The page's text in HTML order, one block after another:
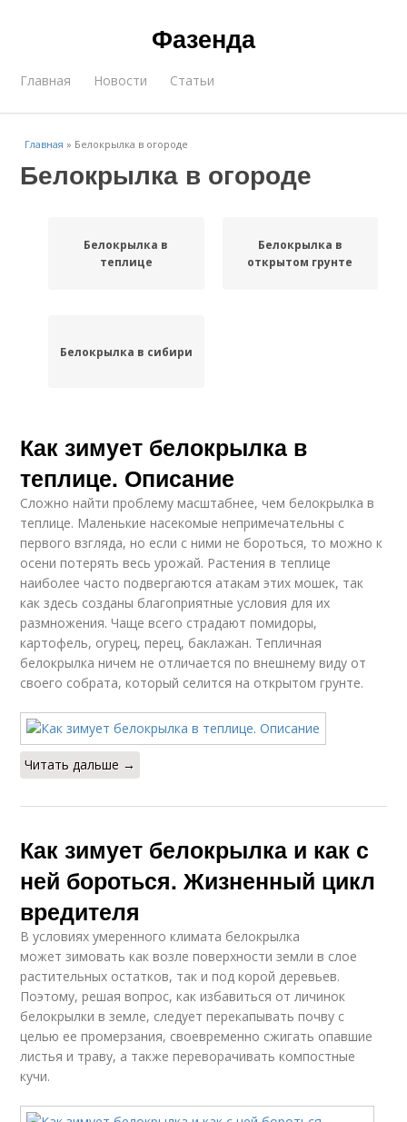
Фазенда
Главная Новости Статьи
Главная » Белокрылка в огороде
Белокрылка в огороде
Белокрылка в
теплице
Белокрылка в
открытом грунте
Белокрылка в сибири
Как зимует белокрылка в
теплице. Описание
Сложно найти проблему масштабнее, чем белокрылка в
теплице. Маленькие насекомые непримечательны с
первого взгляда, но если с ними не бороться, то можно к
осени потерять весь урожай. Растения в теплице
наиболее часто подвергаются атакам этих мошек, так
как здесь созданы благоприятные условия для их
размножения. Чаще всего страдают помидоры,
картофель, огурец, перец, баклажан. Тепличная
белокрылка ничем не отличается по внешнему виду от
своего собрата, который селится на открытом грунте.
Читать дальше →
Как зимует белокрылка и как с
ней бороться. Жизненный цикл
вредителя
В условиях умеренного климата белокрылка
может зимовать как возле поверхности земли в слое
растительных остатков, так и под корой деревьев.
Поэтому, решая вопрос, как избавиться от личинок
белокрылки в земле, следует перекапывать почву с
целью ее промерзания, своевременно сжигать опавшие
листья и траву, а также переворачивать компостные
кучи.